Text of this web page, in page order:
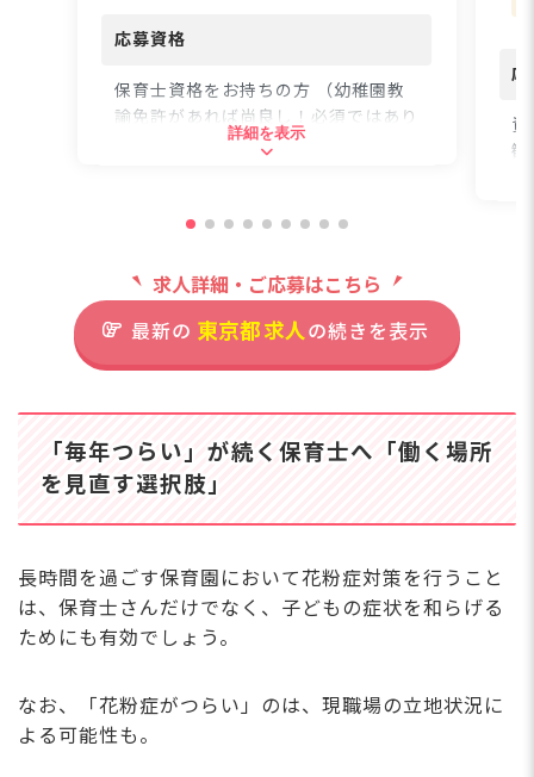
迎！笑い声の絶えない温
か？
応募資格
保育士資格をお持ちの方 （幼稚園教
諭免許があれば尚良し！必須ではあり
ません） ※保育園での勤務経験があ
ちろんOK。人柄を重視しています！
ジにて同園の保育士・正社員も募集中
です！ ◆別ページにて北海道／東京
都／千葉県／茨城県の園も募集中で
住所
東京都足立区西竹ノ塚1-10-5-101
東武伊勢崎線「竹の塚駅」より
※駅からすぐの立地でアクセス
便利！
詳細を表示
プ
両
国
ル
ち
が
間
家
応
資
歓
求人詳細・ご応募はこちら
最新の 東京都 求人の続きを表示
「毎年つらい」が続く保育士へ「働く場所
を見直す選択肢」
長時間を過ごす保育園において花粉症対策を行うこと
は、保育士さんだけでなく、子どもの症状を和らげる
ためにも有効でしょう。
なお、「花粉症がつらい」のは、現職場の立地状況に
よる可能性も。